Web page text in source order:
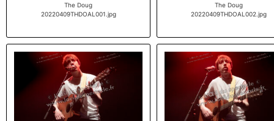
The Doug
20220409THDOAL001.jpg
The Doug
20220409THDOAL002.jpg